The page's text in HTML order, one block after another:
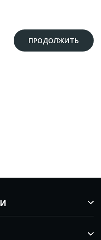
ПРОДОЛЖИТЬ